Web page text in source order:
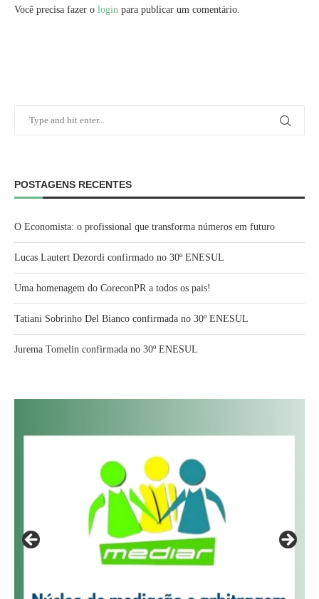
Você precisa fazer o login para publicar um comentário.
POSTAGENS RECENTES
O Economista: o profissional que transforma números em futuro
Lucas Lautert Dezordi confirmado no 30º ENESUL
Uma homenagem do CoreconPR a todos os pais!
Tatiani Sobrinho Del Bianco confirmada no 30º ENESUL
Jurema Tomelin confirmada no 30º ENESUL